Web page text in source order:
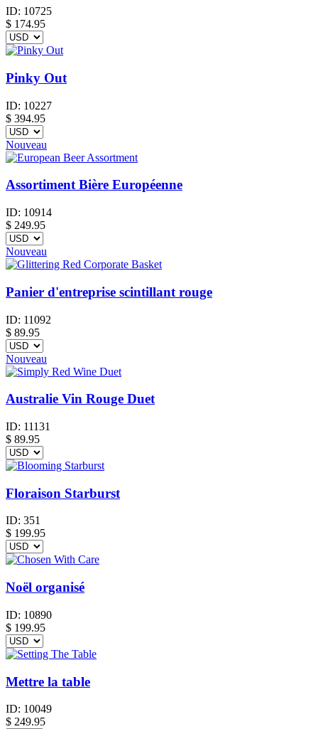
ID: 10725
$ 174.95
Pinky Out
ID: 10227
$ 394.95
Nouveau
Assortiment Bière Européenne
ID: 10914
$ 249.95
Nouveau
Panier d'entreprise scintillant rouge
ID: 11092
$ 89.95
Nouveau
Australie Vin Rouge Duet
ID: 11131
$ 89.95
Floraison Starburst
ID: 351
$ 199.95
Noël organisé
ID: 10890
$ 199.95
Mettre la table
ID: 10049
$ 249.95